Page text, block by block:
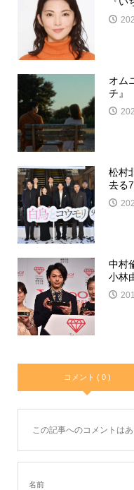
オム
チ』
松村
去る
中村
小林
コメント ( 0 )
この記事へのコメントはあ
名前